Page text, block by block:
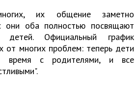
их общение заметно
они оба полностью посвящают
детей. Официальный график
от многих проблем: теперь дети
время с родителями, и все